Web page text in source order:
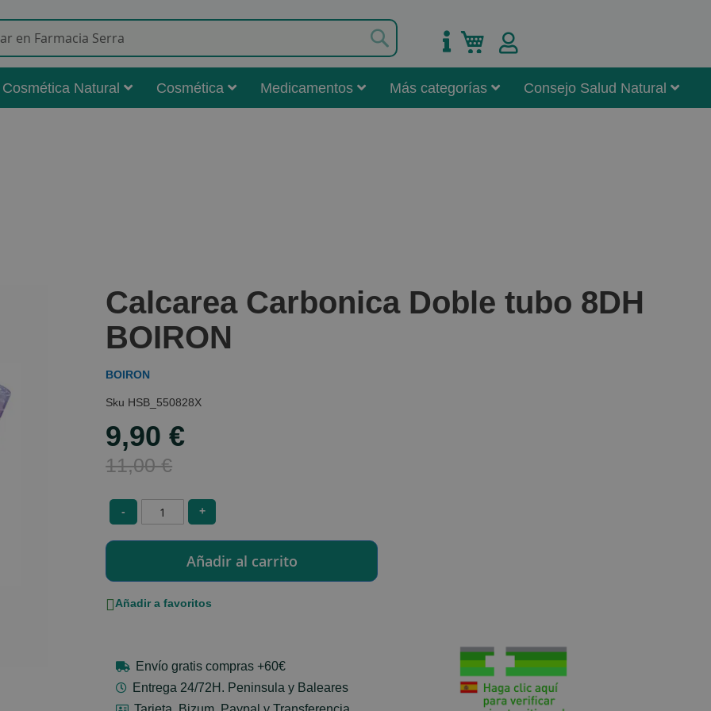
Mi carrito
Cosmética Natural Cosmética Medicamentos Más categorías Consejo Salud Natural
Calcarea Carbonica Doble tubo 8DH
BOIRON
BOIRON
HSB_550828X
Special
Price
9,90 €
11,00 €
- +
Añadir a favoritos
Envío gratis compras +60€
Entrega 24/72H. Peninsula y Baleares